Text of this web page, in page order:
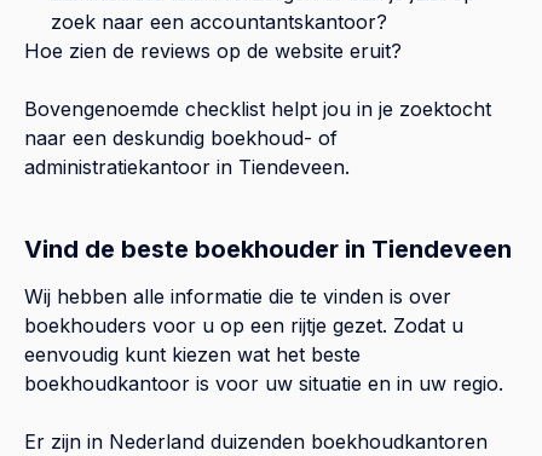
zoek naar een accountantskantoor?
Hoe zien de reviews op de website eruit?
Bovengenoemde checklist helpt jou in je zoektocht
naar een deskundig boekhoud- of
administratiekantoor in Tiendeveen.
Vind de beste boekhouder in Tiendeveen
Wij hebben alle informatie die te vinden is over
boekhouders voor u op een rijtje gezet. Zodat u
eenvoudig kunt kiezen wat het beste
boekhoudkantoor is voor uw situatie en in uw regio.
Er zijn in Nederland duizenden boekhoudkantoren